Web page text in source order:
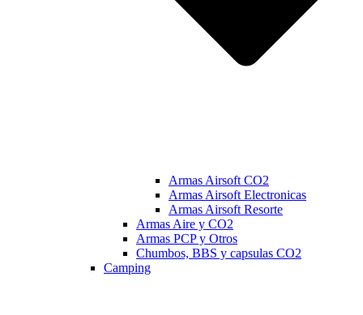
Armas Airsoft CO2
Armas Airsoft Electronicas
Armas Airsoft Resorte
Armas Aire y CO2
Armas PCP y Otros
Chumbos, BBS y capsulas CO2
Camping